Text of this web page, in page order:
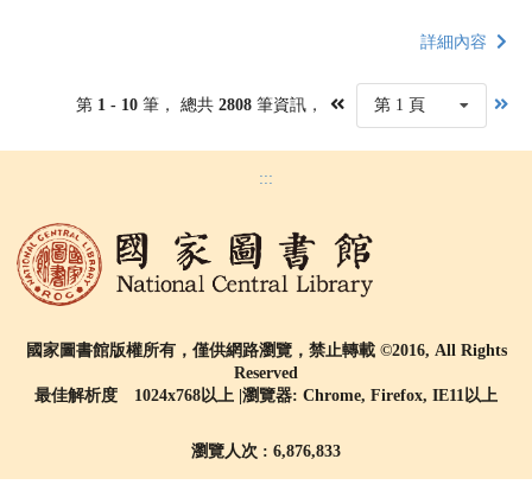
詳細內容
第 1 - 10 筆， 總共 2808筆資訊， 第 1 頁
:::
國家圖書館版權所有，僅供網路瀏覽，禁止轉載 ©2016, All Rights
Reserved
最佳解析度 1024x768以上 |瀏覽器: Chrome, Firefox, IE11以上
瀏覽人次 : 6,876,833